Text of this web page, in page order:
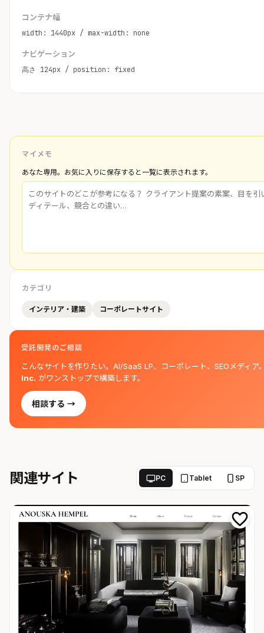
コンテナ幅
width: 1440px / max-width: none
ナビゲーション
高さ 124px / position: fixed
マイメモ
あなた専用。お気に入りに保存すると一覧に表示されます。
カテゴリ
インテリア・建築 コーポレートサイト
受託開発のご相談
こんなサイトを作りたい。AI/SaaS LP、コーポレート、SEOメディア
Inc. がワンストップで構築します。
相談する →
関連サイト PC Tablet SP